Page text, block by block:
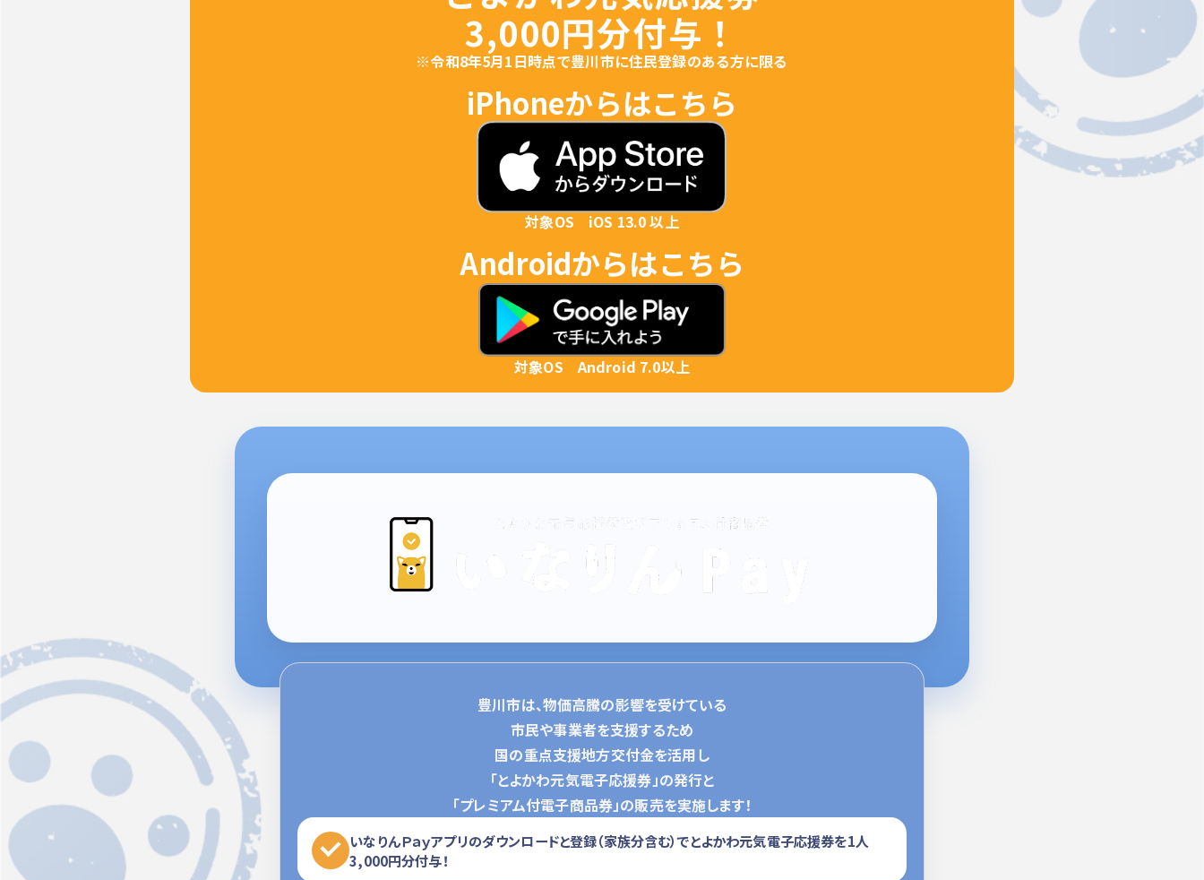
3,000円分付与！
※令和8年5月1日時点で豊川市に住民登録のある方に限る
iPhoneからはこちら
対象OS iOS 13.0 以上
Androidからはこちら
対象OS Android 7.0以上
豊川市は、物価高騰の影響を受けている
市民や事業者を支援するため
国の重点支援地方交付金を活用し
「とよかわ元気電子応援券」の発行と
「プレミアム付電子商品券」の販売を実施します！
いなりんＰａｙアプリのダウンロードと登録（家族分含む）でとよかわ元気電子応援券を1人
3,000円分付与！